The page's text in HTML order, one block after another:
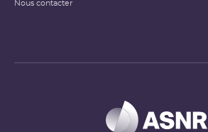
Nous contacter